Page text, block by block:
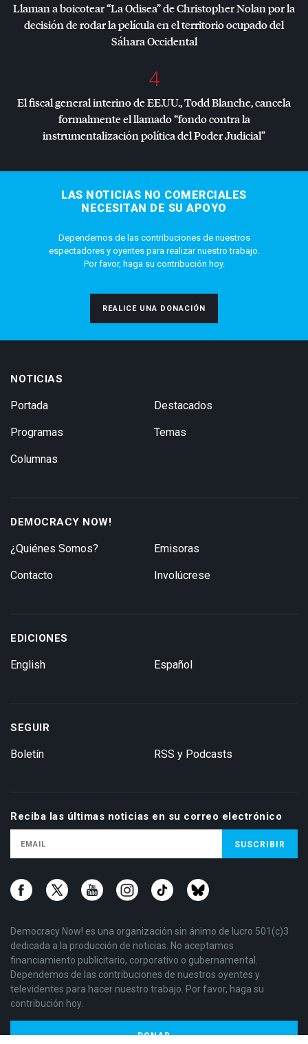
Llaman a boicotear “La Odisea” de Christopher Nolan por la
decisión de rodar la película en el territorio ocupado del
Sáhara Occidental
4
El fiscal general interino de EE.UU., Todd Blanche, cancela
formalmente el llamado “fondo contra la
instrumentalización política del Poder Judicial”
LAS NOTICIAS NO COMERCIALES
NECESITAN DE SU APOYO
Dependemos de las contribuciones de nuestros
espectadores y oyentes para realizar nuestro trabajo.
Por favor, haga su contribución hoy.
REALICE UNA DONACIÓN
NOTICIAS
Portada
Programas
Columnas
Destacados
Temas
DEMOCRACY NOW!
¿Quiénes Somos?
Contacto
Emisoras
Involúcrese
EDICIONES
English Español
SEGUIR
Boletín RSS y Podcasts
Reciba las últimas noticias en su correo electrónico
Democracy Now! es una organización sin ánimo de lucro 501(c)3
dedicada a la producción de noticias. No aceptamos
financiamiento publicitario, corporativo o gubernamental.
Dependemos de las contribuciones de nuestros oyentes y
televidentes para hacer nuestro trabajo. Por favor, haga su
contribución hoy.
DONAR